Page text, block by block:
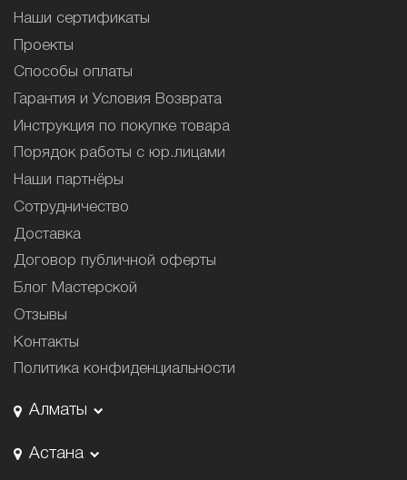
Наши сертификаты
Проекты
Способы оплаты
Гарантия и Условия Возврата
Инструкция по покупке товара
Порядок работы с юр.лицами
Наши партнёры
Сотрудничество
Доставка
Договор публичной оферты
Блог Мастерской
Отзывы
Контакты
Политика конфиденциальности
Алматы
Астана